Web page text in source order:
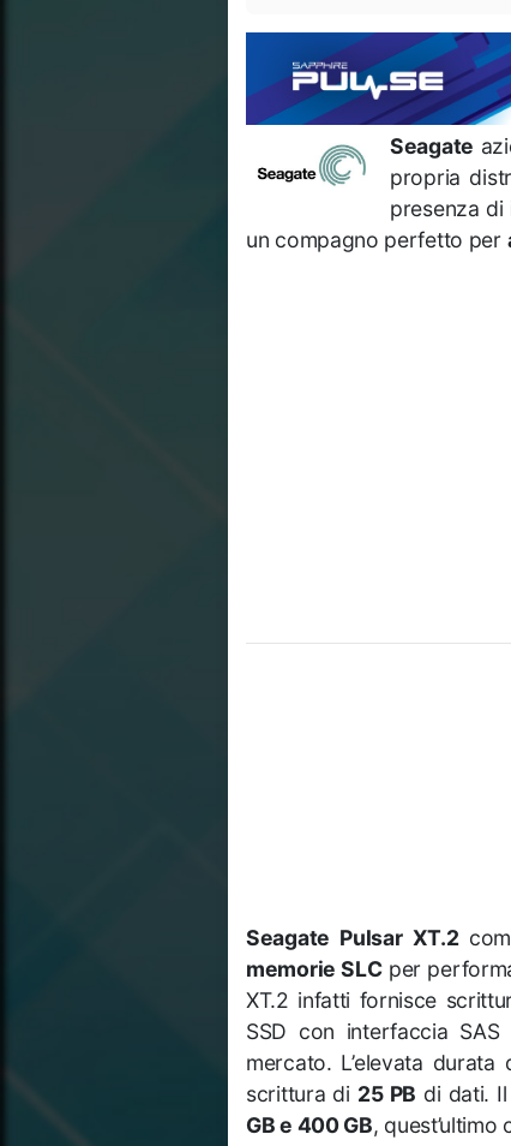
Seagate
propria
presenza di
un compagno perfetto per
Seagate Pulsar XT.2
memorie SLCper
XT.2 infatti fornisce
SSD con interfaccia
mercato. L’elevata
scrittura di 25 PB di dati.
GB e 400 GB, quest’ultimo